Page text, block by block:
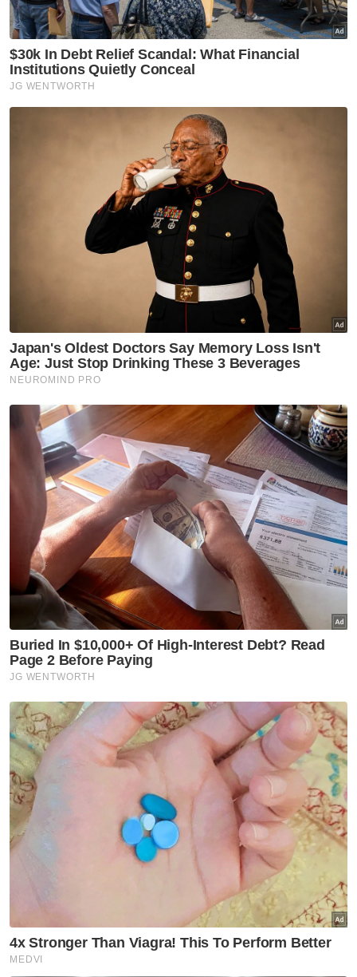
Ringkasan AI
Seramai 13.1 juta rakyat Malaysia telah
memanfaatkan BUDI Madani RON95 pada
bulan Oktober
Perbelanjaan kerajaan untuk BUDI95
adalah sebanyak RM2.6 bilion dengan
subsidi berjumlah RM800 juta
Rata-rata penggunaan penerima BUDI95
adalah 98 liter, 33 peratus daripada
kelayakan bulanan 300 liter
Kurang dari 0.7 peratus penerima
menggunakan sepenuhnya kelayakan
bulanan 300 liter sebelum akhir Oktober
hailing ditingkatkan kepada 800 liter
sebulan, teksi lapangan terbang layak
menerima subsidi
Muat turun aplikasi Sinar Harian.Klik di sini!
Budi95
Subsidi Kerajaan
13.1 Juta Rakyat Malaysia
Artikel Disyorkan
Shabery bimbang PM terima
maklumat kurang tepat
mengenai aset Felda di London
Nasional